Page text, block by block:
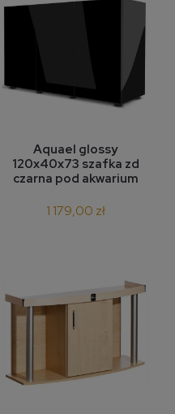
Aquael glossy
120x40x73 szafka zd
czarna pod akwarium
1 179,00 zł